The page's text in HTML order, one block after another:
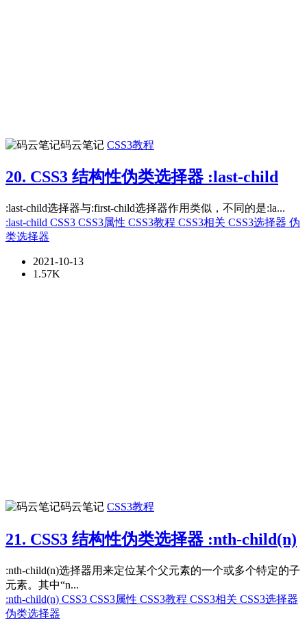
码云笔记 CSS3教程
20. CSS3 结构性伪类选择器 :last-child
:last-child选择器与:first-child选择器作用类似，不同的是:la...
:last-child CSS3 CSS3属性 CSS3教程 CSS3相关 CSS3选择器 伪
类选择器
2021-10-13
1.57K
码云笔记 CSS3教程
21. CSS3 结构性伪类选择器 :nth-child(n)
:nth-child(n)选择器用来定位某个父元素的一个或多个特定的子
元素。其中“n...
:nth-child(n) CSS3 CSS3属性 CSS3教程 CSS3相关 CSS3选择器
伪类选择器